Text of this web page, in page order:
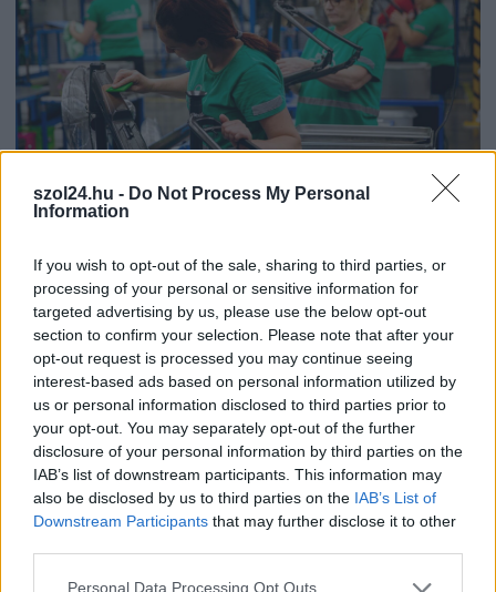
szol24.hu - Do Not Process My Personal
Information
If you wish to opt-out of the sale, sharing to third parties, or
processing of your personal or sensitive information for
targeted advertising by us, please use the below opt-out
section to confirm your selection. Please note that after your
opt-out request is processed you may continue seeing
interest-based ads based on personal information utilized by
us or personal information disclosed to third parties prior to
your opt-out. You may separately opt-out of the further
disclosure of your personal information by third parties on the
IAB’s list of downstream participants. This information may
also be disclosed by us to third parties on the IAB’s List of
Downstream Participants that may further disclose it to other
Please note that this website/app uses one or more Google
Personal Data Processing Opt Outs
2026.08.06. Horváth Zsolt
A polgármester a szolnoki cégekhez fordult: több
száz elbocsátott dolgozón segítene
Munkalehetőséget kér a térség vállalkozásaitól Szolnok
polgármestere. A tószegi kerékpárgyár bezárása után
közzétett felhívásának célja, hogy...
Szolnok